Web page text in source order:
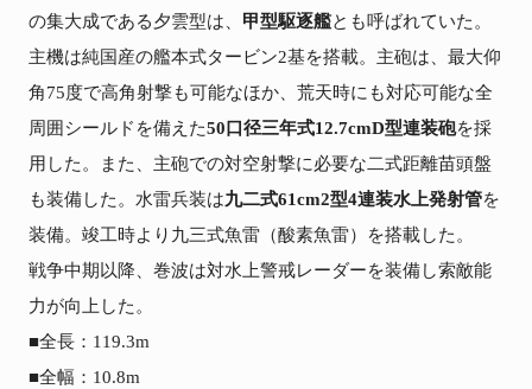
の集大成である夕雲型は、 甲型駆逐艦とも呼ばれていた。
主機は純国産の艦本式タービン2基を搭載。主砲は、最大仰
角75度で高角射撃も可能なほか、荒天時にも対応可能な全
周囲シールドを備えた50口径三年式12.7cmD型連装砲を採
用した。また、主砲での対空射撃に必要な二式距離苗頭盤
も装備した。水雷兵装は九二式61cm2型4連装水上発射管を
装備。竣工時より九三式魚雷（酸素魚雷）を搭載した。
戦争中期以降、巻波は対水上警戒レーダーを装備し索敵能
力が向上した。
■全長：119.3m
■全幅：10.8m